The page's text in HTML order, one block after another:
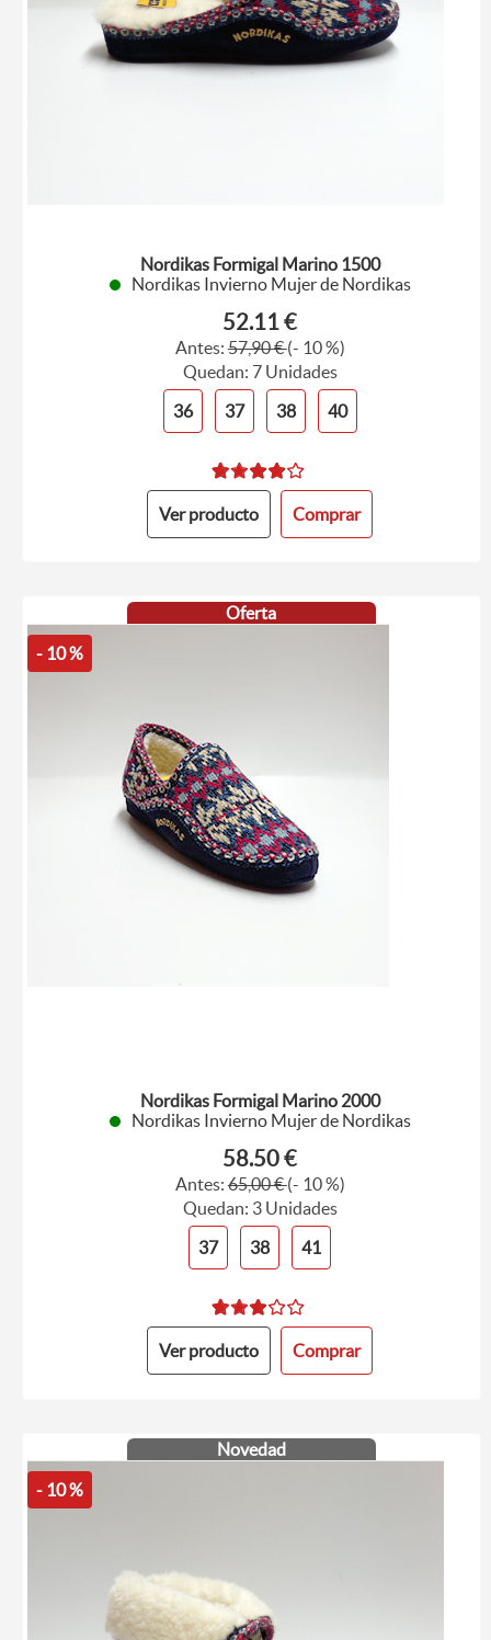
Nordikas Formigal Marino 1500
Nordikas Invierno Mujer de Nordikas
52.11 €
Antes:57,90 €(- 10 %)
Quedan: 7 Unidades
36
37 38 40
Ver producto Comprar
Oferta
- 10 %
Nordikas Formigal Marino 2000
Nordikas Invierno Mujer de Nordikas
58.50 €
Antes:65,00 €(- 10 %)
Quedan: 3 Unidades
37
38 41
Ver producto Comprar
Novedad
- 10 %